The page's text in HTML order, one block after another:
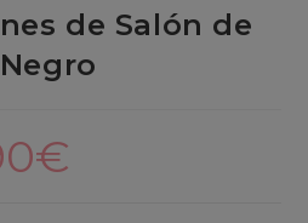
de Salón de
€